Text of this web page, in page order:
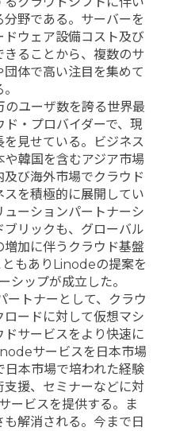
野である。サーバーを
ウェア設備コスト及び
ることから、複数のサ
体で高い注目を集めて
ユーザ数を誇る世界最
・プロバイダーで、現
見せている。ビジネス
韓国を含むアジア市場
び海外市場でクラウド
を積極的に展開してい
ーションパートナーシ
リックも、グローバル
加に伴うクラウド基盤
もありLinodeの提案を
シップが成立した。
トナーとして、クラウ
ロードに対して仮想マシ
サービスをより快速に
サービスを日本市場
本市場で培われた経験
援、セミナーなどに対
ービスを提供する。ま
解消される。今まで日